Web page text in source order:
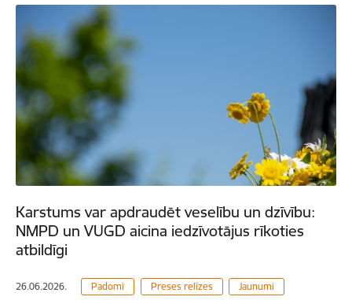
Karstums var apdraudēt veselību un dzīvību:
NMPD un VUGD aicina iedzīvotājus rīkoties
atbildīgi
26.06.2026. Padomi Preses relīzes Jaunumi